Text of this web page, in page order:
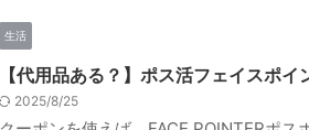
生活
【代用品ある？】ポス活フェイスポ
2025/8/25